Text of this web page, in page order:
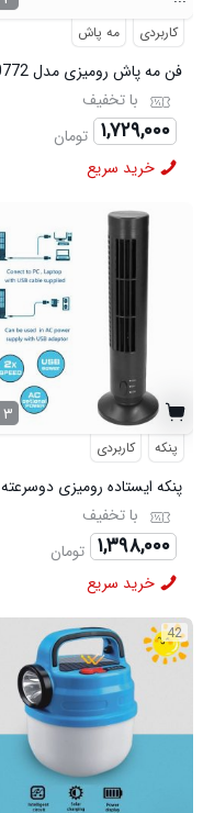
کاربردی مه پاش
فن مه پاش رومیزی مدل 50772
با تخفیف
۱,۷۲۹,۰۰۰ تومان
خرید سریع
۳
پنکه کاربردی
پنکه ایستاده رومیزی دوسرعته
مدل TF 10005 با تخفیف
۱,۳۹۸,۰۰۰ تومان
خرید سریع
42